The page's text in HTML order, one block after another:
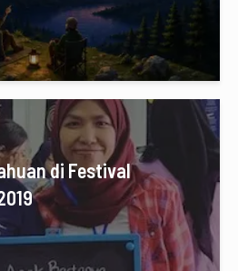
di Festival